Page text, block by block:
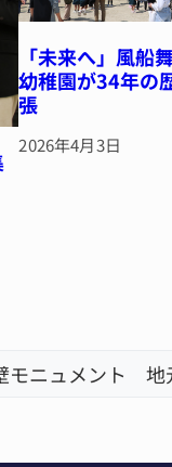
「未来へ」風
幼稚園が34年
張
2026年4月3日
のDMAT、熊本